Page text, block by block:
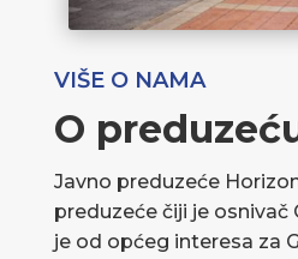
VIŠE O NAMA
O
Javno preduzeće
preduzeće čiji je osnivač
je od općeg interesa za